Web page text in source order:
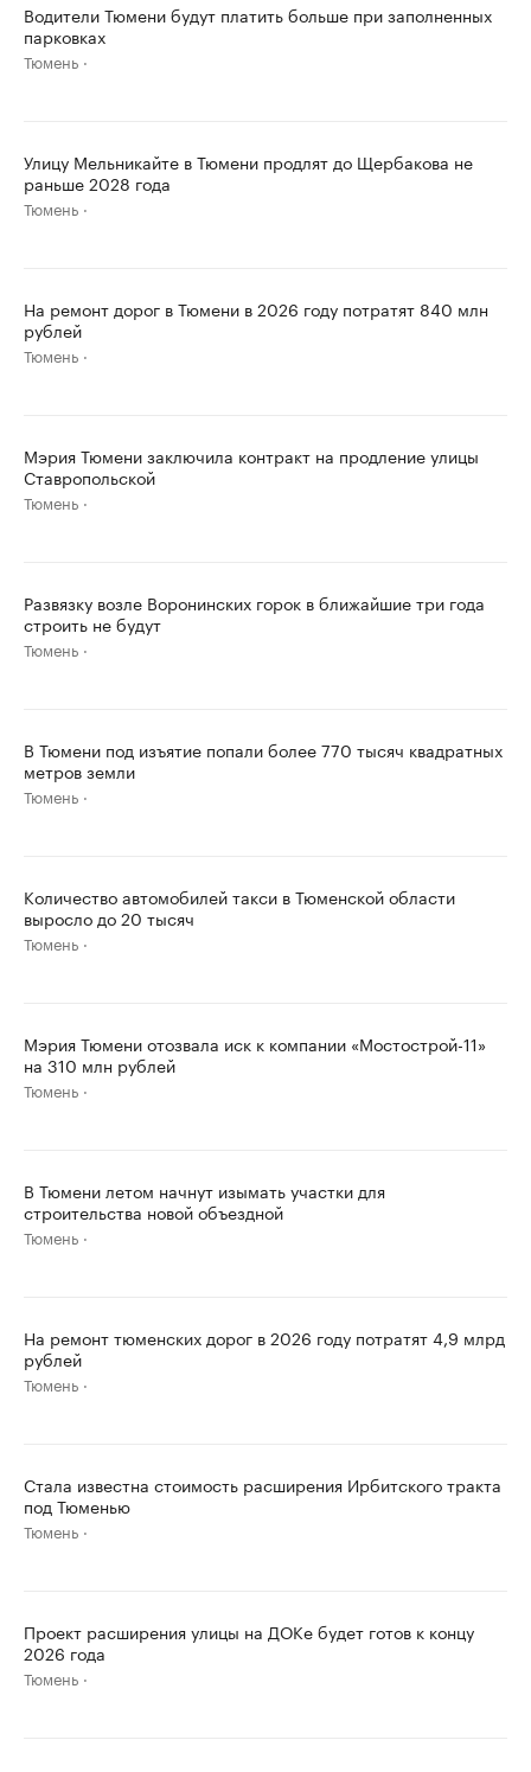
Водители Тюмени будут платить больше при заполненных
парковках
Тюмень
Улицу Мельникайте в Тюмени продлят до Щербакова не
раньше 2028 года
Тюмень
На ремонт дорог в Тюмени в 2026 году потратят 840 млн
рублей
Тюмень
Мэрия Тюмени заключила контракт на продление улицы
Ставропольской
Тюмень
Развязку возле Воронинских горок в ближайшие три года
строить не будут
Тюмень
В Тюмени под изъятие попали более 770 тысяч квадратных
метров земли
Тюмень
Количество автомобилей такси в Тюменской области
выросло до 20 тысяч
Тюмень
Мэрия Тюмени отозвала иск к компании «Мостострой-11»
на 310 млн рублей
Тюмень
В Тюмени летом начнут изымать участки для
строительства новой объездной
Тюмень
На ремонт тюменских дорог в 2026 году потратят 4,9 млрд
рублей
Тюмень
Стала известна стоимость расширения Ирбитского тракта
под Тюменью
Тюмень
Проект расширения улицы на ДОКе будет готов к концу
2026 года
Тюмень